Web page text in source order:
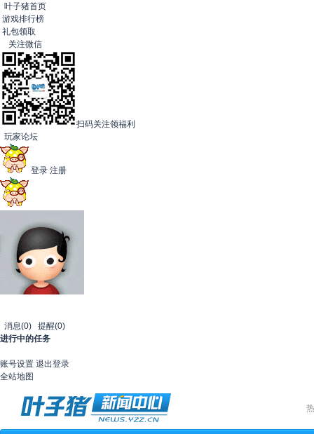
叶子猪首页
游戏排行榜
礼包领取
关注微信
扫码关注领福利
玩家论坛
登录 注册
消息(0) 提醒(0)
进行中的任务
账号设置 退出登录
全站地图